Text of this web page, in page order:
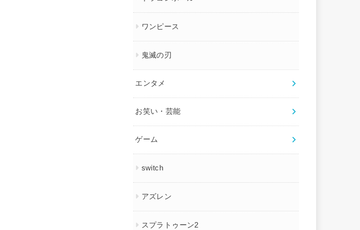
ワンピース
鬼滅の刃
エンタメ
お笑い・芸能
ゲーム
switch
アズレン
スプラトゥーン2